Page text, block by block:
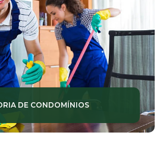
DE CONDOMÍNIOS